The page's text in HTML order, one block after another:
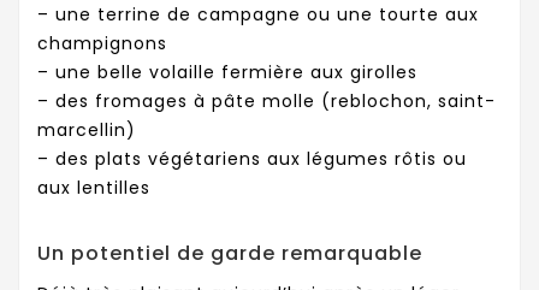
– une terrine de campagne ou une tourte aux
champignons
– une belle volaille fermière aux girolles
– des fromages à pâte molle (reblochon, saint-
marcellin)
– des plats végétariens aux légumes rôtis ou
aux lentilles
Un potentiel de garde remarquable